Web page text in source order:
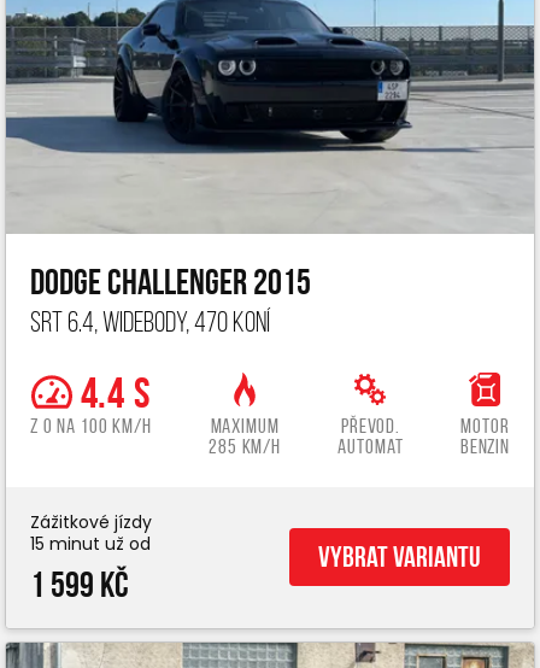
Dodge Challenger 2015
SRT 6.4, widebody, 470 koní
4.4 s
z 0 na 100 km/h
Maximum
285 km/h
Převod.
automat
Motor
benzin
Zážitkové jízdy
15 minut už od
1 599 Kč
Vybrat variantu